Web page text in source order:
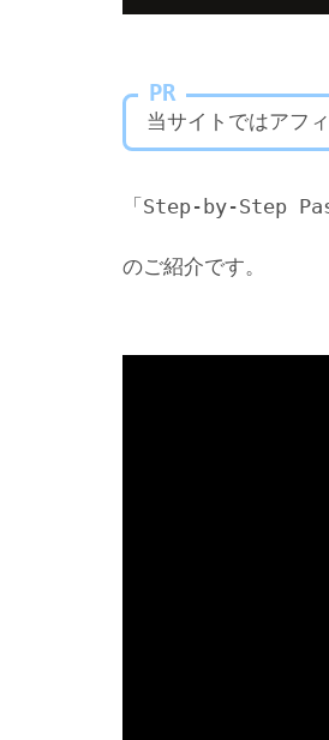
PR
当サイトではアフ
「Step‑by‑Step
のご紹介です。